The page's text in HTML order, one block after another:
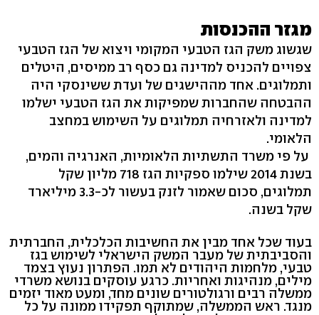
מגזר ההכנסות
שגשוג משק הגז הטבעי המקומי ויצוא של הגז הטבעי
צפויים להכניס למדינה גם כסף רב ממיסים, היטלים
ותמלוגים. אחד מההישגים של ועדת ששינסקי היה
ההבטחה שהחברות שמפיקות את הגז הטבעי ישלמו
למדינה ולאזרחיה תמלוגים על השימוש במחצב
הלאומי.
על פי משרד התשתיות הלאומיות, האנרגיה והמים,
בשנת 2014 שילמו ספקיות הגז 718 מליון שקל
תמלוגים, סכום שאמור לזנק בעשור לכ-3.3 מיליארד
שקל בשנה.
בעוד שכל אחד מבין את החשיבות הכלכלית, החברתית
והסביבתית של מעבר המשק הישראלי לשימוש בגז
טבעי, מלחמות היהודים לא תמו. הפתרון נעוץ בצמד
מילים, מנהיגות ואחריות. כרגע עוסקים בנושא משרדי
ממשלה רבים ורגולטורים שונים מחד, ומעט מאוד יזמים
מנגד. ראש הממשלה, שמתוקף תפקידו ממונה על כל